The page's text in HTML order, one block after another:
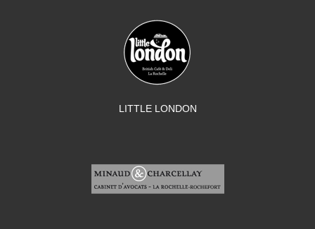
LITTLE LONDON